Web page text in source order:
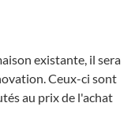
existante, il sera
Ceux-ci sont
au prix de l'achat